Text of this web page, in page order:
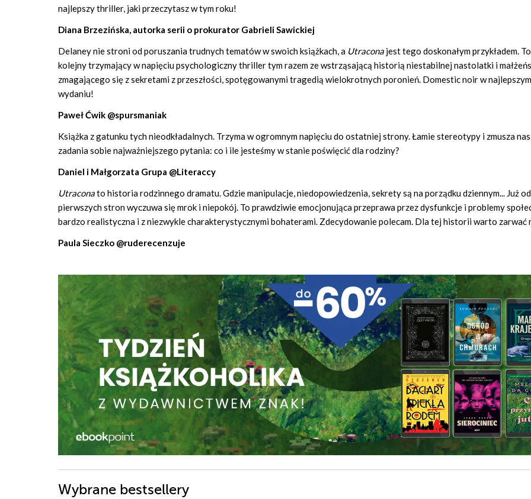
najlepszy thriller, jaki przeczytasz w tym roku!
Diana Brzezińska, autorka serii o prokurator Gabrieli Sawickiej
Delaney nie stroni od poruszania trudnych tematów w swoich książkach, a Utracona jest tego doskonałym przykładem.
kolejny trzymający w napięciu psychologiczny thriller tym razem ze wstrząsającą historią niestabilnej nastolatki i
zmagającego się z sekretami z przeszłości, spotęgowanymi tragedią wielokrotnych poronień. Domestic noir w najlepszym
wydaniu!
Paweł Ćwik @spursmaniak
Książka z gatunku tych nieodkładalnych. Trzyma w ogromnym napięciu do ostatniej strony. Łamie stereotypy i zmusza
zadania sobie najważniejszego pytania: co i ile jesteśmy w stanie poświęcić dla rodziny?
Daniel i Małgorzata Grupa @Literaccy
Utraconato historia rodzinnego dramatu. Gdzie manipulacje, niedopowiedzenia, sekrety są na porządku dziennym... Już od
pierwszych stron wyczuwa się mrok i niepokój. To prawdziwie emocjonująca przeprawa przez dysfunkcje i problemy
bardzo realistyczna i z niezwykle charakterystycznymi bohaterami. Zdecydowanie polecam. Dla tej historii warto zarwać
Paula Sieczko @ruderecenzuje
Wybrane bestsellery